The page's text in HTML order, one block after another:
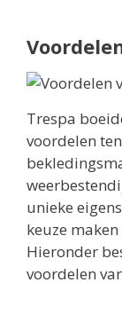
Trespa
voordelen
unieke
keuze
Hieronder
voordelen